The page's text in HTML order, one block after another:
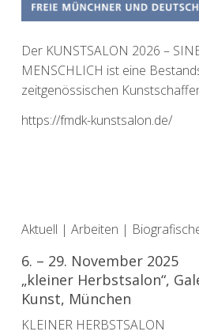
Der KUNSTSALON 2026 –
MENSCHLICH ist eine
zeitgenössischen
https://fmdk-kunstsalon.de/
Aktuell | Arbeiten |
6. – 29. November 2025
„kleiner Herbstsalon“,
Kunst, München
KLEINER HERBSTSALON